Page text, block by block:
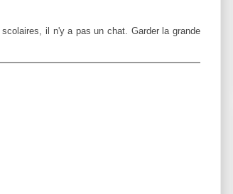
il n'y a pas un chat. Garder la grande